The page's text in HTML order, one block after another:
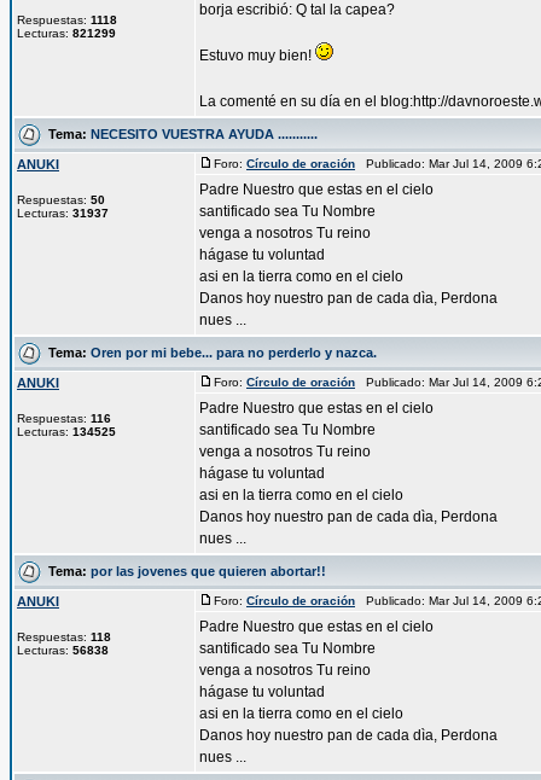
Respuestas: 1118
Lecturas: 821299
borja escribió: Q tal la capea?
Estuvo muy bien!
La comenté en su día en el blog:http://
Tema: NECESITO VUESTRA AYUDA ...........
ANUKI
Respuestas: 50
Lecturas: 31937
Foro: Círculo de oración Publicado: Mar Jul 14, 2009
Padre Nuestro que estas en el cielo
santificado sea Tu Nombre
venga a nosotros Tu reino
hágase tu voluntad
asi en la tierra como en el cielo
Danos hoy nuestro pan de cada dìa, Perdona
nues ...
Tema: Oren por mi bebe... para no perderlo y nazca.
ANUKI
Respuestas: 116
Lecturas: 134525
Foro: Círculo de oración Publicado: Mar Jul 14, 2009
Padre Nuestro que estas en el cielo
santificado sea Tu Nombre
venga a nosotros Tu reino
hágase tu voluntad
asi en la tierra como en el cielo
Danos hoy nuestro pan de cada dìa, Perdona
nues ...
Tema: por las jovenes que quieren abortar!!
ANUKI
Respuestas: 118
Lecturas: 56838
Foro: Círculo de oración Publicado: Mar Jul 14, 2009
Padre Nuestro que estas en el cielo
santificado sea Tu Nombre
venga a nosotros Tu reino
hágase tu voluntad
asi en la tierra como en el cielo
Danos hoy nuestro pan de cada dìa, Perdona
nues ...